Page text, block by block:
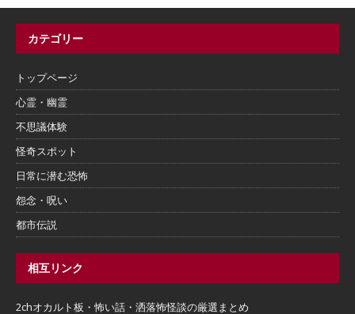
カテゴリー
トップページ
心霊・幽霊
不思議体験
怪奇スポット
日常に潜む恐怖
怨念・呪い
都市伝説
相互リンク
2chオカルト板・怖い話・洒落怖怪談の厳選まとめ